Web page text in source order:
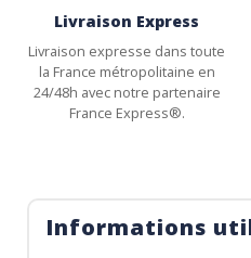
Livraison Express
Livraison expresse dans toute
la France métropolitaine en
24/48h avec notre partenaire
France Express®.
Informations